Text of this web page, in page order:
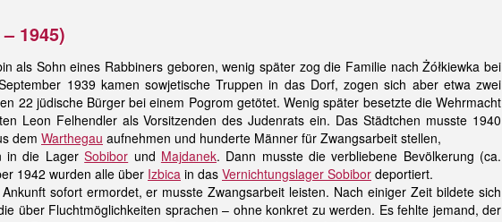
1945)
als Sohn eines Rabbiners geboren, wenig später zog die Familie nach Żółkiewka bei
1939 kamen sowjetische Truppen in das Dorf, zogen sich aber etwa zwei
22 jüdische Bürger bei einem Pogrom getötet. Wenig später besetzte die Wehrmacht
Leon Felhendler als Vorsitzenden des Judenrats ein. Das Städtchen musste 1940
dem Warthegau aufnehmen und hunderte Männer für Zwangsarbeit stellen,
in die LagerSobibor und Majdanek. Dann musste die verbliebene Bevölkerung (ca.
1942 wurden alle über Izbica in das Vernichtungslager Sobibor deportiert.
sofort ermordet, er musste Zwangsarbeit leisten. Nach einiger Zeit bildete sich
über Fluchtmöglichkeiten sprachen – ohne konkret zu werden. Es fehlte jemand, der